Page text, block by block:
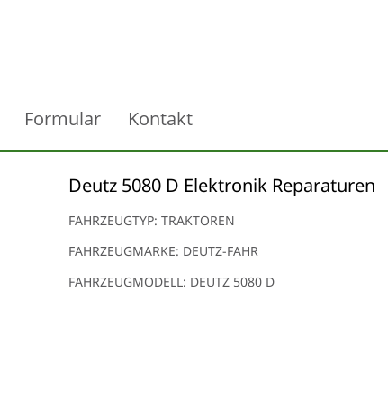
Formular Kontakt
Deutz 5080 D Elektronik Reparaturen
FAHRZEUGTYP: TRAKTOREN
FAHRZEUGMARKE: DEUTZ-FAHR
FAHRZEUGMODELL: DEUTZ 5080 D